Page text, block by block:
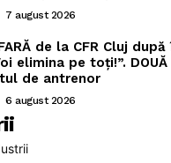
7 august 2026
de la CFR Cluj
elimina pe toți!”.
de antrenor
6 august 2026